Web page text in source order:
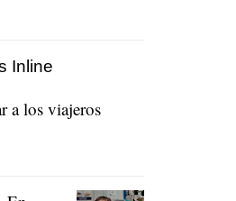
a los viajeros